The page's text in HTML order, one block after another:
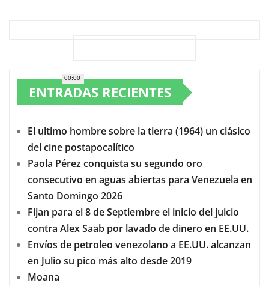
00:00
ENTRADAS RECIENTES
El ultimo hombre sobre la tierra (1964) un clásico
del cine postapocalítico
Paola Pérez conquista su segundo oro
consecutivo en aguas abiertas para Venezuela en
Santo Domingo 2026
Fijan para el 8 de Septiembre el inicio del juicio
contra Alex Saab por lavado de dinero en EE.UU.
Envíos de petroleo venezolano a EE.UU. alcanzan
en Julio su pico más alto desde 2019
Moana